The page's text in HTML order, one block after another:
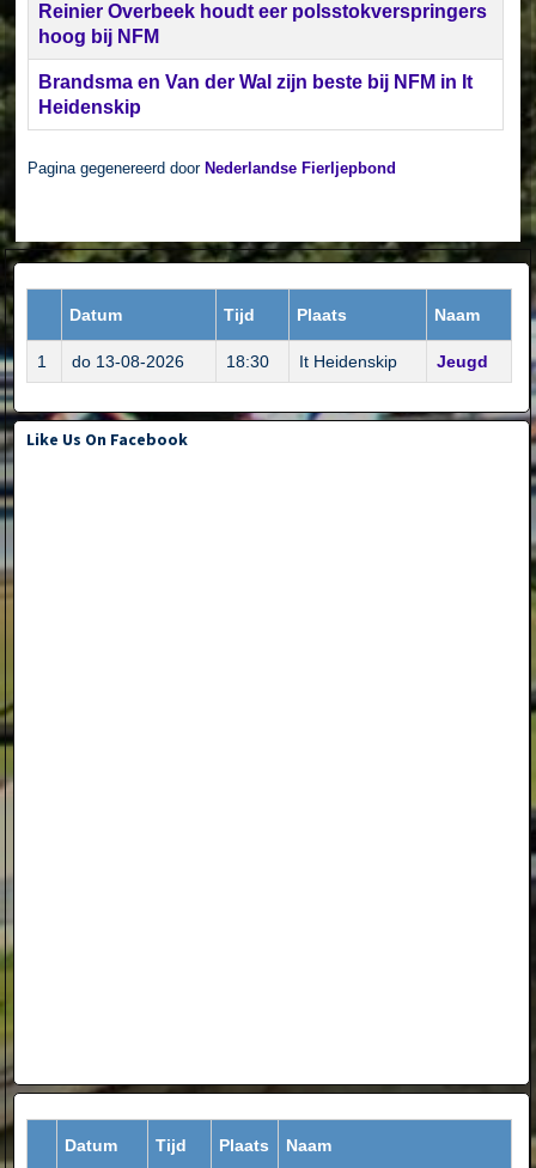
Reinier Overbeek houdt eer polsstokverspringers
hoog bij NFM
Brandsma en Van der Wal zijn beste bij NFM in It
Heidenskip
Pagina gegenereerd door Nederlandse Fierljepbond
Datum Tijd Plaats Naam
1 do 13-08-2026 18:30 It Heidenskip Jeugd
Like Us On Facebook
Datum Tijd Plaats Naam